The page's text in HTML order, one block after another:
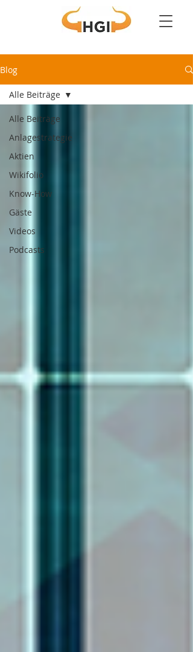
Blog
Alle Beiträge
Anlagestrategie
Aktien
Wikifolio
Know-How
Gäste
Videos
Podcasts
Alle Beiträge